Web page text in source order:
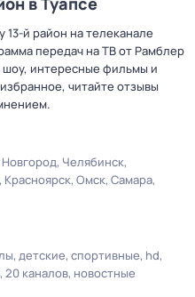
13-й район на телеканале
передач на ТВ от Рамблер
интересные фильмы и
читайте отзывы
Челябинск
Красноярск Омск Самара
детские спортивные hd
20 каналов новостные